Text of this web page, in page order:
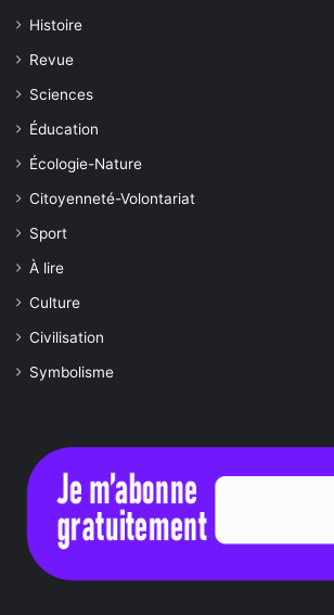
Histoire
Revue
Sciences
Éducation
Écologie-Nature
Citoyenneté-Volontariat
Sport
À lire
Culture
Civilisation
Symbolisme